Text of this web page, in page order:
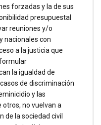
forzadas y la de sus
presupuestal
reuniones y/o
nacionales con
a la justicia que
la igualdad de
de discriminación
y las
no vuelvan a
de la sociedad civil